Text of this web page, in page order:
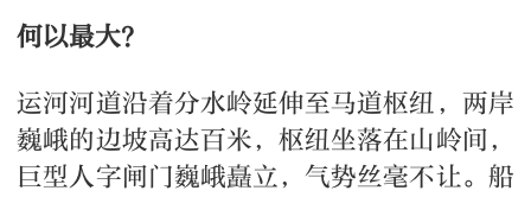
何以最大？
运河河道沿着分水岭延伸至马道枢纽，两岸
巍峨的边坡高达百米，枢纽坐落在山岭间，
巨型人字闸门巍峨矗立，气势丝毫不让。船